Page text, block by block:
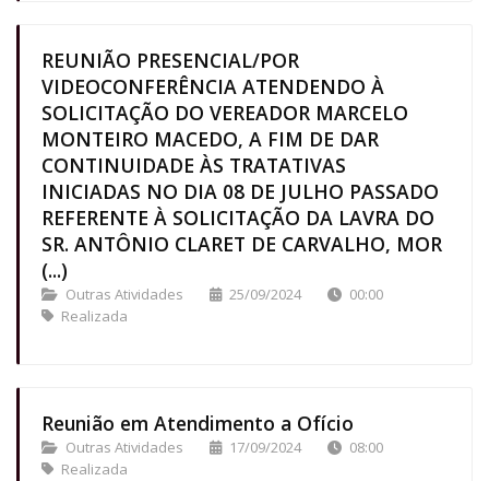
REUNIÃO PRESENCIAL/POR
VIDEOCONFERÊNCIA ATENDENDO À
SOLICITAÇÃO DO VEREADOR MARCELO
MONTEIRO MACEDO, A FIM DE DAR
CONTINUIDADE ÀS TRATATIVAS
INICIADAS NO DIA 08 DE JULHO PASSADO
REFERENTE À SOLICITAÇÃO DA LAVRA DO
SR. ANTÔNIO CLARET DE CARVALHO, MOR
(...)
Outras Atividades 25/09/2024
00:00
Realizada
Reunião em Atendimento a Ofício
Outras Atividades 17/09/2024
08:00
Realizada